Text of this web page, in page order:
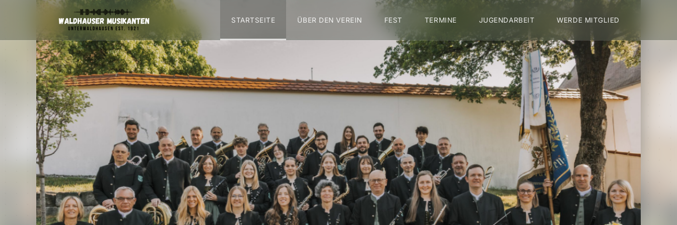
STARTSEITE ÜBER DEN VEREIN FEST TERMINE JUGENDARBEIT WERDE MITGLIED